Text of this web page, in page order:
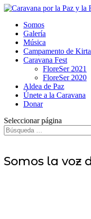
Somos
Galería
Música
Campamento de
Caravana Fest
FloreSer 2021
FloreSer 2020
Aldea de Paz
Únete a la Caravana
Donar
Seleccionar página
Somos la voz